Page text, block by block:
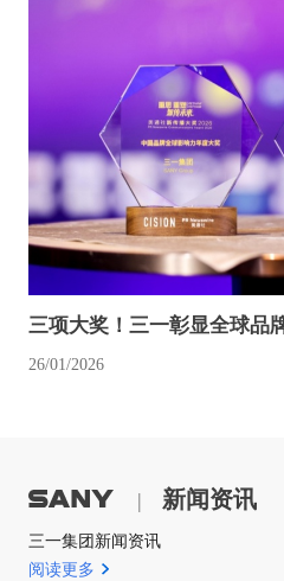
三项大奖！三一彰显全球品
26/01/2026
| 新闻资讯
三一集团新闻资讯
阅读更多